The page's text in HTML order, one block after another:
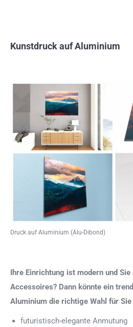
Kunstdruck auf Aluminium
Druck auf Aluminium (Alu-Dibond)
Ihre Einrichtung ist modern und
Accessoires? Dann könnte ein
Aluminium die richtige Wahl für
futuristisch-elegante Anmutung